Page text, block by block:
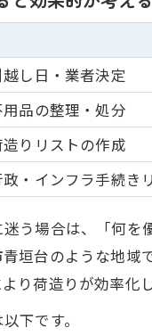
越し日・業者決定
品の整理・処分
りリストの作成
・インフラ手続き
う場合は、「何を
垣台のような地
り荷造りが効率化
下です。